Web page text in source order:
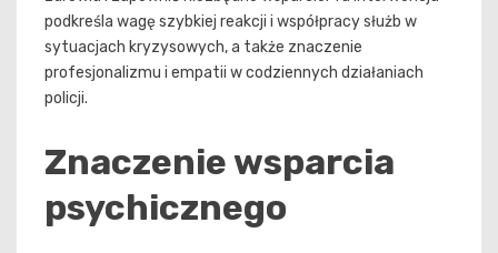
podkreśla wagę szybkiej reakcji i współpracy służb w
sytuacjach kryzysowych, a także znaczenie
profesjonalizmu i empatii w codziennych działaniach
policji.
Znaczenie wsparcia
psychicznego